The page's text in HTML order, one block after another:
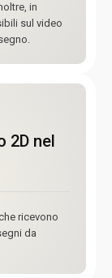
in
sul video
2D nel
ricevono
da